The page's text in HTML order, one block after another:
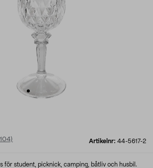
Artikelnr: 44-5617-2
104)
för student, picknick, camping, båtliv och husbil.